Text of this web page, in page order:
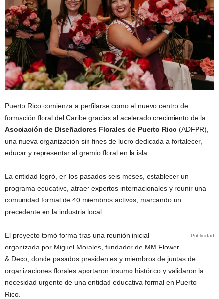
Puerto Rico comienza a perfilarse como el nuevo centro de
formación floral del Caribe gracias al acelerado crecimiento de la
Asociación de Diseñadores Florales de Puerto Rico (ADFPR),
una nueva organización sin fines de lucro dedicada a fortalecer,
educar y representar al gremio floral en la isla.
La entidad logró, en los pasados seis meses, establecer un
programa educativo, atraer expertos internacionales y reunir una
comunidad formal de 40 miembros activos, marcando un
precedente en la industria local.
Publicidad
El proyecto tomó forma tras una reunión inicial
organizada por Miguel Morales, fundador de MM Flower
& Deco, donde pasados presidentes y miembros de juntas de
organizaciones florales aportaron insumo histórico y validaron la
necesidad urgente de una entidad educativa formal en Puerto
Rico.